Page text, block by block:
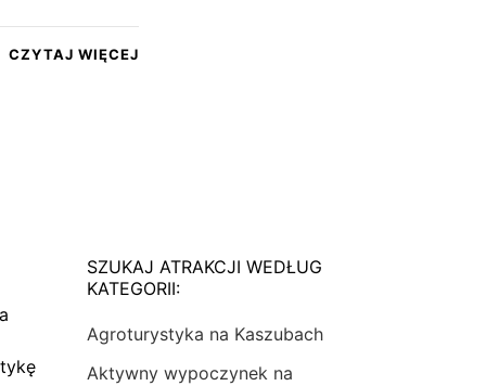
CZYTAJ WIĘCEJ
SZUKAJ ATRAKCJI WEDŁUG
KATEGORII:
Agroturystyka na Kaszubach
Aktywny wypoczynek na